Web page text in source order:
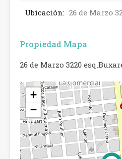
Ubicación: 26 de Marzo
Propiedad Mapa
26 de Marzo 3220
+
−